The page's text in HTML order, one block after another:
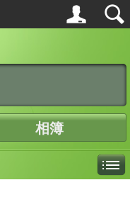
相簿